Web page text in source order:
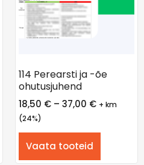
114 Perearsti ja -õe
ohutusjuhend
18,50 € – 37,00 € + km
(24%)
Vaata tooteid